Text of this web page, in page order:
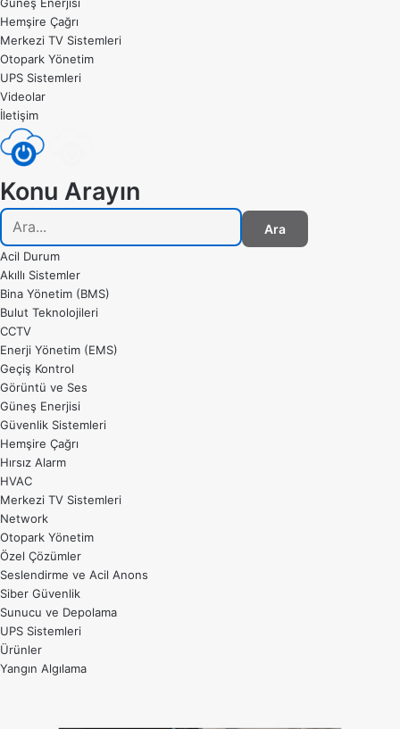
Hemşire Çağrı
Merkezi TV Sistemleri
Otopark Yönetim
UPS Sistemleri
Videolar
İletişim
Konu Arayın
Ara
Acil Durum
Akıllı Sistemler
Bina Yönetim (BMS)
Bulut Teknolojileri
CCTV
Enerji Yönetim (EMS)
Geçiş Kontrol
Görüntü ve Ses
Güneş Enerjisi
Güvenlik Sistemleri
Hemşire Çağrı
Hırsız Alarm
HVAC
Merkezi TV Sistemleri
Network
Otopark Yönetim
Özel Çözümler
Seslendirme ve Acil Anons
Siber Güvenlik
Sunucu ve Depolama
UPS Sistemleri
Ürünler
Yangın Algılama